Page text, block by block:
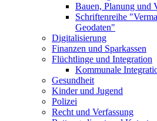
Bauen, Planung und
Schriftenreihe
Geodaten"
Digitalisierung
Finanzen und Sparkassen
Flüchtlinge und Integration
Kommunale
Gesundheit
Kinder und Jugend
Polizei
Recht und Verfassung